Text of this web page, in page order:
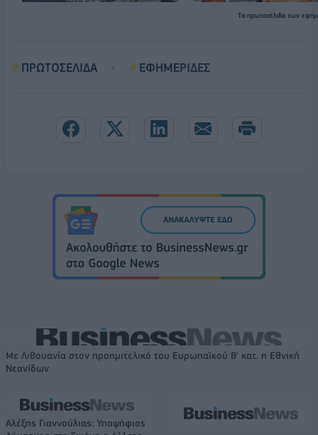
Τα πρωτοσέλιδα των
ΠΡΩΤΟΣΕΛΙΔΑ ΕΦΗΜΕΡΙΔΕΣ
Με Λιθουανία στον προημιτελικό του Ευρωπαϊκού Β' κατ. η Εθνική
Νεανίδων
Αλέξης Γιαννούλιας: Υποψήφιος